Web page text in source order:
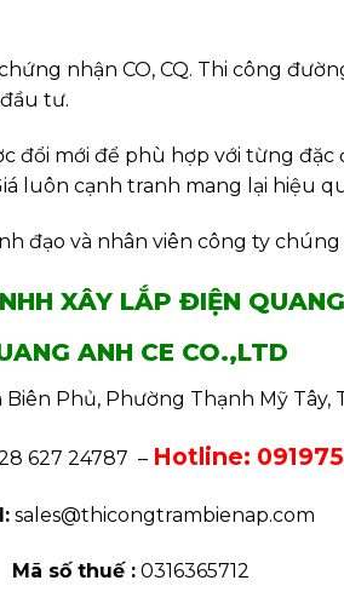
nhận CO, CQ. Thi công
tư.
đổi mới để phù hợp với từng
luôn cạnh tranh mang lại hiệu
đạo và nhân viên công ty
XÂY LẮP ĐIỆN
ANH CE CO.,LTD
Biên Phủ, Phường Thạnh Mỹ Tây,
627 24787 – Hotline:
sales@thicongtrambienap.com
Mã số thuế : 0316365712